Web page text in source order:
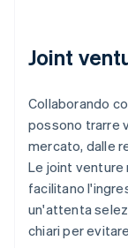
Joint
Collaborando
possono trarre
mercato, dalle
Le joint venture
facilitano
un'attenta
chiari per